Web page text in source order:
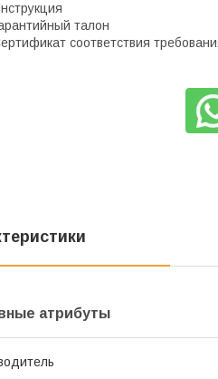
талон
соответствия
атрибуты